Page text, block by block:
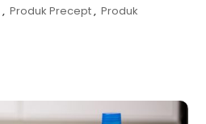
, Produk Precept, Produk